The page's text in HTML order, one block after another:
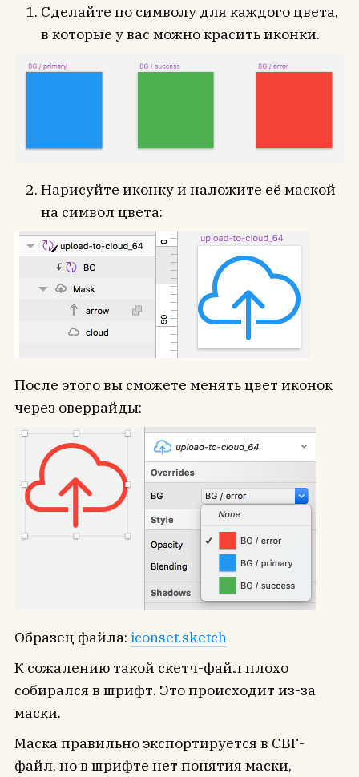
Сделайте по символу для каждого цвета,
в которые у вас можно красить иконки.
Нарисуйте иконку и наложите её маской
на символ цвета:
После этого вы сможете менять цвет иконок
через оверрайды:
Образец файла: iconset.sketch
К сожалению такой скетч-файл плохо
собирался в шрифт. Это происходит из-за
маски.
Маска правильно экспортируется в СВГ-
файл, но в шрифте нет понятия маски,